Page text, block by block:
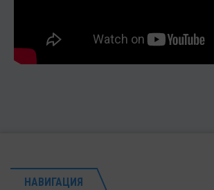
НАВИГАЦИЯ